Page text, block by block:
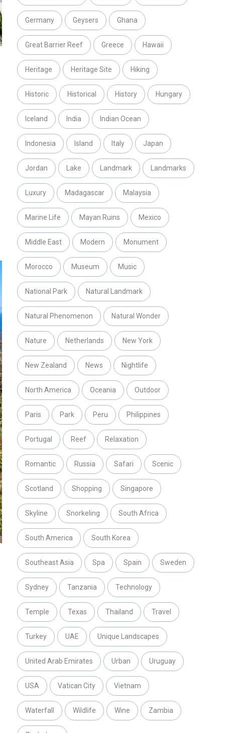
Germany Geysers Ghana
Great Barrier Reef Greece Hawaii
Heritage Heritage Site Hiking
Historic Historical History Hungary
Iceland India Indian Ocean
Indonesia Island Italy Japan
Jordan Lake Landmark Landmarks
Luxury Madagascar Malaysia
Marine Life Mayan Ruins Mexico
Middle East Modern Monument
Morocco Museum Music
National Park Natural Landmark
Natural Phenomenon Natural Wonder
Nature Netherlands New York
New Zealand News Nightlife
North America Oceania Outdoor
Paris Park Peru Philippines
Portugal Reef Relaxation
Romantic Russia Safari Scenic
Scotland Shopping Singapore
Skyline Snorkeling South Africa
South America South Korea
Southeast Asia Spa Spain Sweden
Sydney Tanzania Technology
Temple Texas Thailand Travel
Turkey UAE Unique Landscapes
United Arab Emirates Urban Uruguay
USA Vatican City Vietnam
Waterfall Wildlife Wine Zambia